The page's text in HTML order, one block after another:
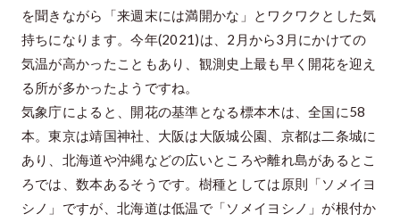
伝教大師最澄とは（PDFダウンロード）
いろり端
特集「一隅を照らす」
探訪「1200年の魅力交流」
日本文化を探る
プレスアーカイブ
を聞きながら「来週末には満開かな」とワクワクとした気
持ちになります。今年(2021)は、2月から3月にかけての
気温が高かったこともあり、観測史上最も早く開花を迎え
る所が多かったようですね。
気象庁によると、開花の基準となる標本木は、全国に58
本。東京は靖国神社、大阪は大阪城公園、京都は二条城に
あり、北海道や沖縄などの広いところや離れ島があるとこ
ろでは、数本あるそうです。樹種としては原則「ソメイヨ
シノ」ですが、北海道は低温で「ソメイヨシノ」が根付か